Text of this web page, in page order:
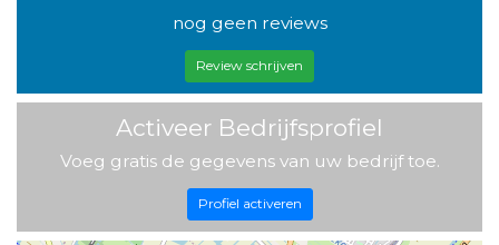
nog geen reviews
Review schrijven
Activeer Bedrijfsprofiel
Voeg gratis de gegevens van uw bedrijf toe.
Profiel activeren